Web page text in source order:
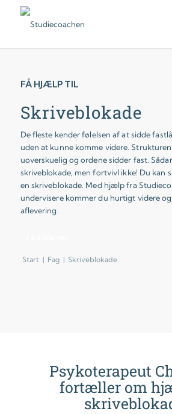
FÅ HJÆLP TIL
Skriveblokade
De fleste kender følelsen af at sidde
uden at kunne komme videre.
uoverskuelig og ordene sidder fast.
skriveblokade, men fortvivl ikke! Du kan
en skriveblokade. Med hjælp fra
undervisere kommer du hurtigt videre
aflevering.
Start | Fag | Skriveblokade
Psykoterapeut
fortæller om